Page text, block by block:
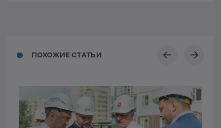
ПОХОЖИЕ СТАТЬИ